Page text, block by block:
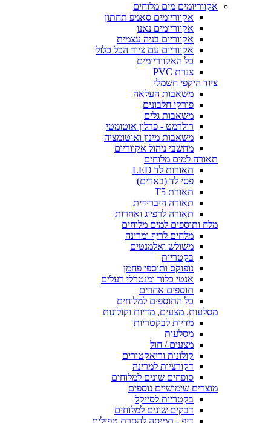
אקווריומים מים מלוחים
אקווריומים סאמפ תחתון
אקווריומים נאנו
אקווריום בניה עצמית
אקווריום עם ציוד הכל כלול
כל האקווריומים
צנרת PVC
ציוד היקפי חשמלי
משאבות העלאה
פורקי חלבונים
משאבות גלים
רולרמט - פרלון אוטומטי
משאבות מינון ואוטומציה
מחשבי ניהול אקווריום
תאורה למים מלוחים
תאורות לד LED
פסי לד (בארים)
תאורת T5
תאורה היברידית
תאורה לרפיוג ואחרות
מלח ותוספים למים מלוחים
מלחים לריף ומרינה
משולש ואלמנטים
בקטריות
נופוקס ותוספי פחמן
אנטי כלור ומנטרלי רעלים
תוספים אחרים
כל התוספים למלוחים
מסלעות, מצעים, מדיות וקולונות
מדיות לבקטריות
מסלעות
מצעים / חול
קולונות וריאקטורים
דקורציות למרינה
סופחים שונים למלוחים
מוצרים שימושיים נוספים
בקטריות לסייקל
דבקים שונים למלוחים
דיפ - תמיסה להסרת טפילים